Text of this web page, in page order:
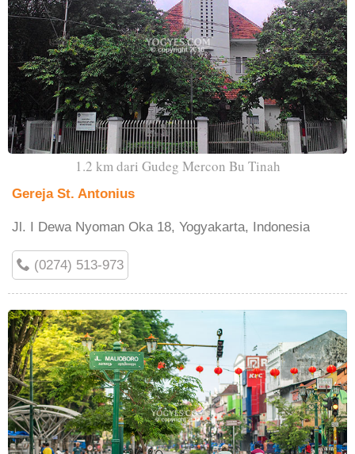
1.2 km dari Gudeg Mercon Bu Tinah
Gereja St. Antonius
Jl. I Dewa Nyoman Oka 18, Yogyakarta, Indonesia
(0274) 513-973